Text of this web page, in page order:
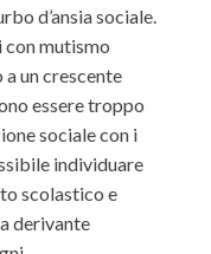
d’ansia sociale.
mutismo
un crescente
essere troppo
sociale con i
individuare
scolastico e
derivante